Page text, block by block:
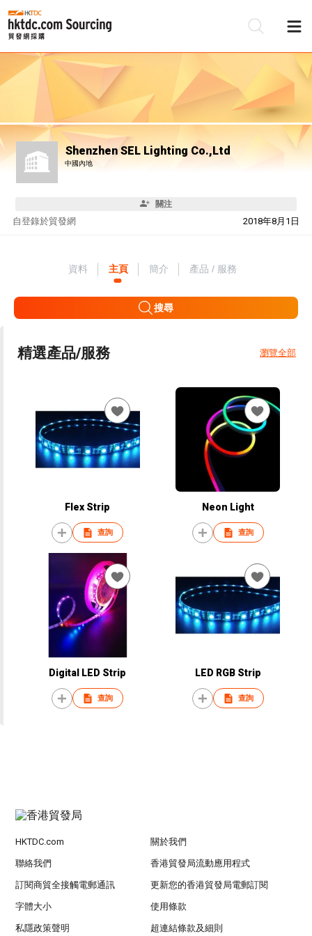
Shenzhen SEL Lighting Co.,Ltd
中國內地
關注
自 2018年8月1日
登錄於貿發網
資料 主頁 簡介 產品 / 服務
搜尋
精選產品/服務 瀏覽全部
Flex Strip
查詢
Neon Light
查詢
Digital LED Strip
查詢
LED RGB Strip
查詢
HKTDC.com 關於我們
聯絡我們 香港貿發局流動應用程式
訂閱商貿全接觸電郵通訊 更新您的香港貿發局電郵訂閱
字體大小 使用條款
私隱政策聲明 超連結條款及細則